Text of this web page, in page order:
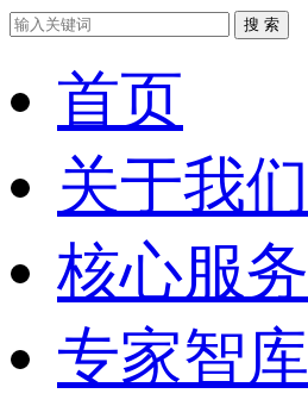
搜 索
首页
关于我们
核心服务
专家智库